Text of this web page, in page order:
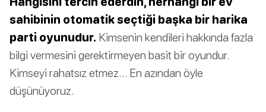
sahibinin otomatik seçtiği başka bir harika
parti oyunudur. Kimsenin kendileri hakkında fazla
bilgi vermesini gerektirmeyen basit bir oyundur.
Kimseyi rahatsız etmez… En azından öyle
düşünüyoruz.